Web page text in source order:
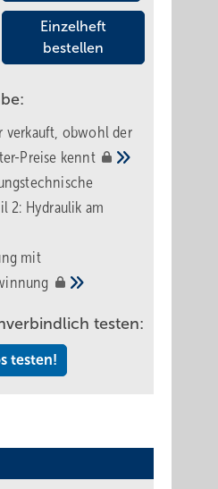
Einzelheft
bestellen
verkauft, obwohl der
Preise kennt
2: Hydraulik am
mit
testen:
testen!